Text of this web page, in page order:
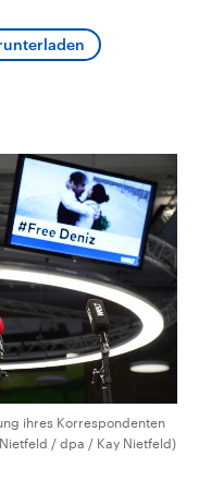
ihres Korrespondenten
/ dpa / Kay Nietfeld)